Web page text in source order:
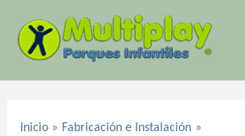
contenido
Inicio
Fabricación e Instalación